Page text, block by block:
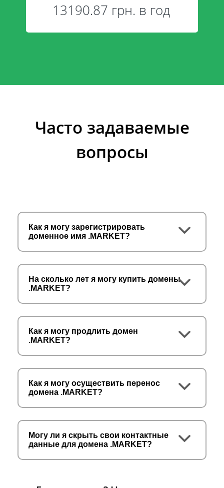
13190.87 грн. в год
Часто задаваемые
вопросы
Как я могу зарегистрировать
доменное имя .MARKET?
На сколько лет я могу купить домены
.MARKET?
Как я могу продлить домен
.MARKET?
Как я могу осуществить перенос
домена .MARKET?
Могу ли я скрыть свои контактные
данные для домена .MARKET?